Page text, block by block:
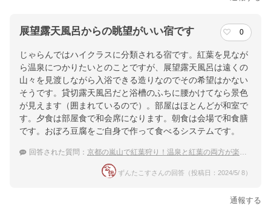
展望露天風呂からの眺望がいい宿です 0
じゃらんではハイクラスに分類される宿です。紅葉を見なが
ら温泉につかりたいとのことですが、展望露天風呂は遠くの
山々を見渡しながら入浴できる造りなのでその希望はかない
そうです。貸切露天風呂だと浴槽のふちに腰かけてなら景色
が見えます（囲まれているので）。部屋はほとんどが和室で
す。夕食は部屋食で和会席になります。朝食は会場で和食膳
です。おぼろ豆腐をご自身で作って食べるシステムです。
回答された質問： 京都の嵐山で紅葉狩り！温泉と紅葉の両方が楽しめる嵐山温泉の宿
ずんたこすさんの回答（投稿日：2024/5/ 8）
通報する